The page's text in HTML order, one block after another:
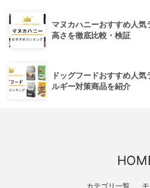
マヌカハニーおすすめ人
高さを徹底比較・検証
ドッグフードおすすめ人
ルギー対策商品を紹介
カテゴリ一覧